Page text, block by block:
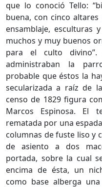
que lo conoció Tello:
buena, con cinco
ensamblaje, esculturas
muchos y muy buenos
para el culto
administraban la
probable que éstos la
secularizada a raíz de
censo de 1829 figura
Marcos Espinosa. El
rematada por una
columnas de fuste liso y
de asiento a dos
portada, sobre la cual
encima de ésta, un
como base alberga